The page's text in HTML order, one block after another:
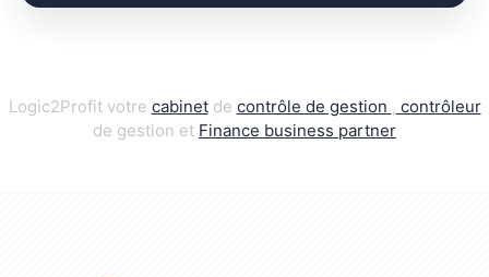
Logic2Profit votre cabinetde contrôle de gestion , contrôleur
de gestion et Finance business partner